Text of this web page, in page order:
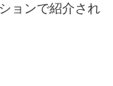
ョンで紹介され